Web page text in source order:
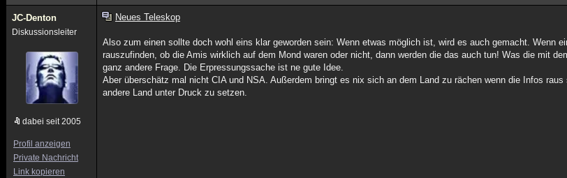
JC-Denton
Diskussionsleiter
dabei seit 2005
Profil anzeigen
Private Nachricht
Link kopieren
Neues Teleskop
Also zum einen sollte doch wohl eins klar geworden sein: Wenn etwas möglich ist, wird es auch gemacht. Wenn
rauszufinden, ob die Amis wirklich auf dem Mond waren oder nicht, dann werden die das auch tun! Was die mit
ganz andere Frage. Die Erpressungssache ist ne gute Idee.
Aber überschätz mal nicht CIA und NSA. Außerdem bringt es nix sich an dem Land zu rächen wenn die Infos
andere Land unter Druck zu setzen.